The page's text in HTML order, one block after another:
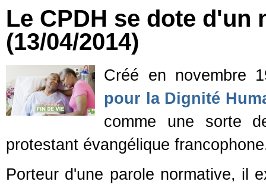
Le CPDH se dote d'un
(13/04/2014)
Créé en novembre
pour la Dignité
comme une sorte
protestant évangélique
Porteur d'une parole normative, il